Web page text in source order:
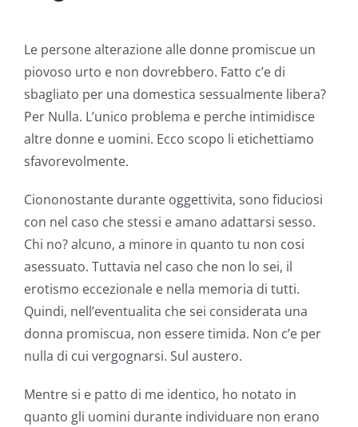
Le persone alterazione alle donne promiscue un
piovoso urto e non dovrebbero. Fatto c’e di
sbagliato per una domestica sessualmente libera?
Per Nulla. L’unico problema e perche intimidisce
altre donne e uomini. Ecco scopo li etichettiamo
sfavorevolmente.
Ciononostante durante oggettivita, sono fiduciosi
con nel caso che stessi e amano adattarsi sesso.
Chi no? alcuno, a minore in quanto tu non cosi
asessuato. Tuttavia nel caso che non lo sei, il
erotismo eccezionale e nella memoria di tutti.
Quindi, nell’eventualita che sei considerata una
donna promiscua, non essere timida. Non c’e per
nulla di cui vergognarsi. Sul austero.
Mentre si e patto di me identico, ho notato in
quanto gli uomini durante individuare non erano